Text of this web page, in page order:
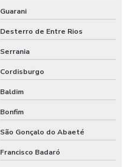
Guarani
Desterro de Entre Rios
Serrania
Cordisburgo
Baldim
Bonfim
São Gonçalo do Abaeté
Francisco Badaró